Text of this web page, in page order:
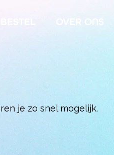
OVER ONS
je zo snel mogelijk.